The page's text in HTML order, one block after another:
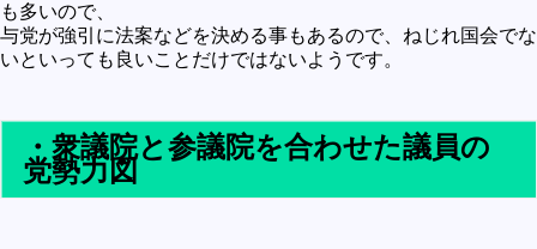
も多いので、
与党が強引に法案などを決める事もあるので、ねじれ国会でな
いといっても良いことだけではないようです。
・衆議院と参議院を合わせた議員の
党勢力図